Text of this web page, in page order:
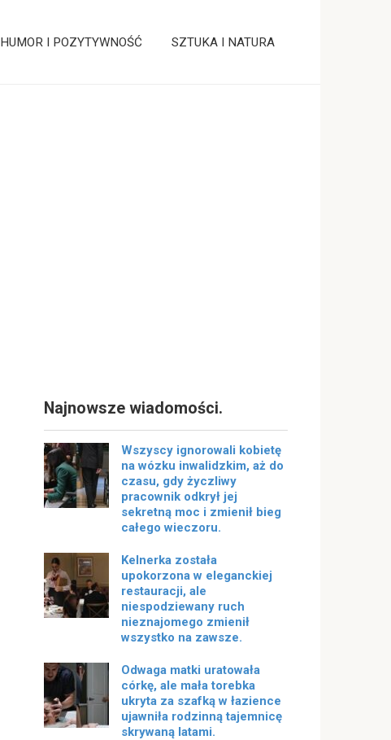
HUMOR I POZYTYWNOŚĆ SZTUKA I NATURA
Najnowsze wiadomości.
Wszyscy ignorowali kobietę
na wózku inwalidzkim, aż do
czasu, gdy życzliwy
pracownik odkrył jej
sekretną moc i zmienił bieg
całego wieczoru.
Kelnerka została
upokorzona w eleganckiej
restauracji, ale
niespodziewany ruch
nieznajomego zmienił
wszystko na zawsze.
Odwaga matki uratowała
córkę, ale mała torebka
ukryta za szafką w łazience
ujawniła rodzinną tajemnicę
skrywaną latami.